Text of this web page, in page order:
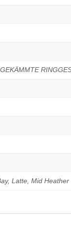
Latte, Mid